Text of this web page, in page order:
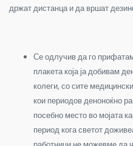
држат дистанца и да вршат
Се одлучив да го
плакета која ја добивам
колеги, со сите
кои периодов деноноќно
посебно место во мојата
период кога светот